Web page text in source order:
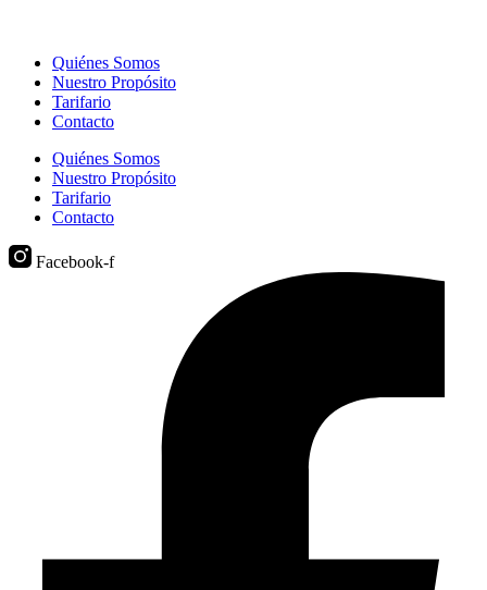
Quiénes Somos
Nuestro Propósito
Tarifario
Contacto
Quiénes Somos
Nuestro Propósito
Tarifario
Contacto
Facebook-f